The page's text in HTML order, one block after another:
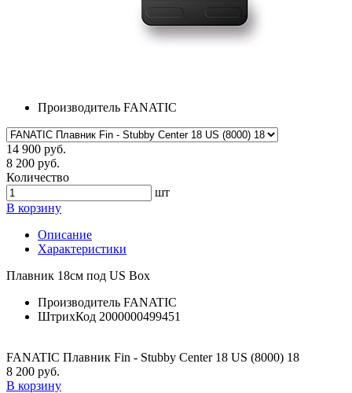
Производитель FANATIC
14 900 руб.
8 200 руб.
Количество
шт
В корзину
Описание
Характеристики
Плавник 18см под US Box
Производитель FANATIC
ШтрихКод 2000000499451
FANATIC Плавник Fin - Stubby Center 18 US (8000) 18
8 200 руб.
В корзину